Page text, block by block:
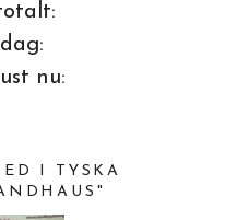
nu:
I TYSKA